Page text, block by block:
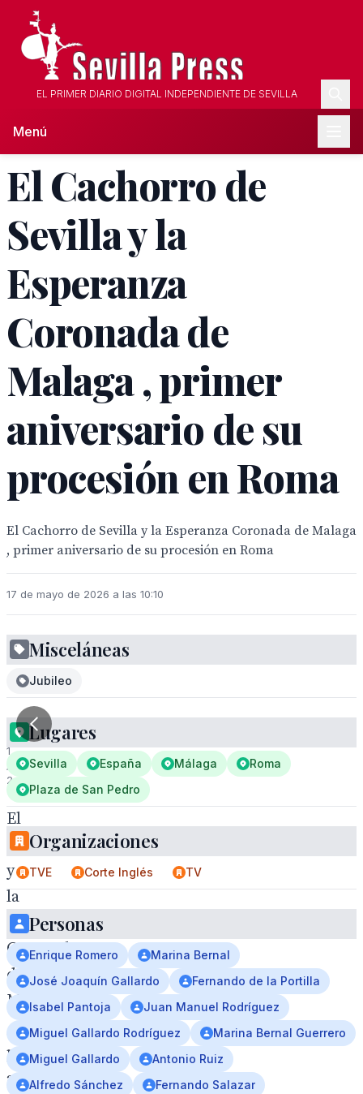
EL PRIMER DIARIO DIGITAL INDEPENDIENTE DE SEVILLA
Menú
El Cachorro de
Sevilla y la
Esperanza
Coronada de
Malaga , primer
aniversario de su
procesión en Roma
El Cachorro de Sevilla y la Esperanza Coronada de Malaga
, primer aniversario de su procesión en Roma
17 de mayo de 2026 a las 10:10
1
/
2
El
Cachorro
y
la
Esperanza
Coronada
de
Malaga
,
primer
aniversario
Misceláneas
Jubileo
Lugares
Sevilla España Málaga
Roma
Plaza de San Pedro
Organizaciones
TVE Corte Inglés TV
Personas
Enrique Romero
Marina Bernal
José Joaquín Gallardo
Fernando de la Portilla
Isabel Pantoja
Juan Manuel Rodríguez
Miguel Gallardo Rodríguez
Marina Bernal Guerrero
Miguel Gallardo
Antonio Ruiz
Alfredo Sánchez
Fernando Salazar